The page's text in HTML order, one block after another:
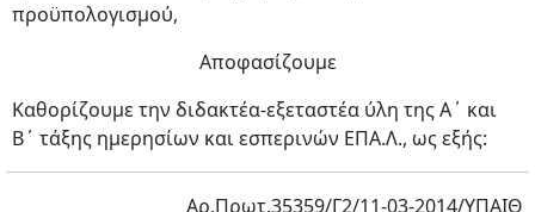
προϋπολογισμού,
Αποφασίζουμε
Καθορίζουμε την διδακτέα-εξεταστέα ύλη της Α΄ και
Β΄ τάξης ημερησίων και εσπερινών ΕΠΑ.Λ., ως εξής:
Αρ.Πρωτ.35359/Γ2/11-03-2014/ΥΠΑΙΘ